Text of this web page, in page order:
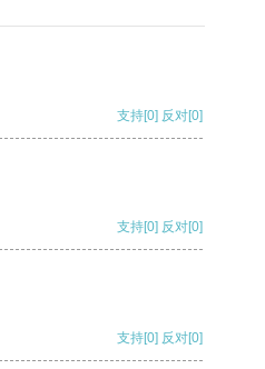
支持[0] 反对[0]
支持[0] 反对[0]
支持[0] 反对[0]